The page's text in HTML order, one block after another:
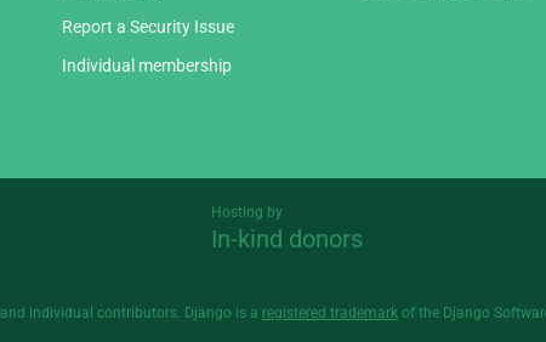
Report a Security Issue
Individual membership
Hosting by
In-kind donors
and individual contributors. Django is a registered trademark of the Django